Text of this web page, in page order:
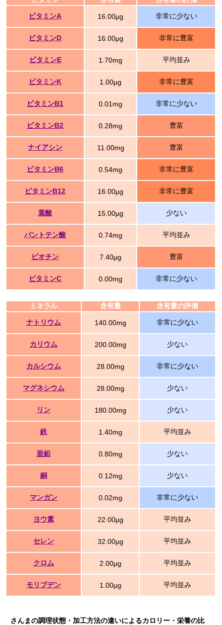
ビタミンA 16.00μg 非常に少ない
ビタミンD 16.00μg 非常に豊富
ビタミンE 1.70mg 平均並み
ビタミンK 1.00μg 非常に豊富
ビタミンB1 0.01mg 非常に少ない
ビタミンB2 0.28mg 豊富
ナイアシン 11.00mg 豊富
ビタミンB6 0.54mg 非常に豊富
ビタミンB12 16.00μg 非常に豊富
葉酸 15.00μg 少ない
パントテン酸 0.74mg 平均並み
ビオチン 7.40μg 豊富
ビタミンC 0.00mg 非常に少ない
ミネラル 含有量 含有量の評価
ナトリウム 140.00mg 非常に少ない
カリウム 200.00mg 少ない
カルシウム 28.00mg 非常に少ない
マグネシウム 28.00mg 少ない
リン 180.00mg 少ない
鉄 1.40mg 平均並み
亜鉛 0.80mg 少ない
銅 0.12mg 少ない
マンガン 0.02mg 非常に少ない
ヨウ素 22.00μg 平均並み
セレン 32.00μg 平均並み
クロム 2.00μg 平均並み
モリブデン 1.00μg 平均並み
さんまの調理状態・加工方法の違いによるカロリー・栄養の比